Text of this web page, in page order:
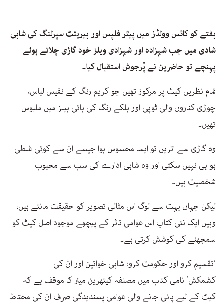
ہفتے کو کاٹس وولڈز میں پیٹر فلپس اور ہیریئٹ سپرلنگ کی شاہی
شادی میں جب شہزادہ اور شہزادی ویلز خود گاڑی چلاتے ہوئے
پہنچے تو حاضرین نے پُرجوش استقبال کیا۔
تمام نظریں کیٹ پر مرکوز تھیں جو کریم رنگ کے نفیس لباس،
چوڑی کناروں والی ٹوپی اور ہلکے رنگ کی ہائی ہیلز میں ملبوس
تھیں۔
وہ گاڑی سے اتریں تو ایسا محسوس ہوا جیسے ان سے کوئی غلطی
ہو ہی نہیں سکتی اور وہ شاہی ادارے کی سب سے محبوب
شخصیت ہیں۔
لیکن جہاں بہت سے لوگ اس مثالی تصویر کو حقیقت مانتے ہیں،
وہیں ایک نئی کتاب اس عوامی تاثر کے پیچھے موجود اصل کیٹ کو
سمجھنے کی کوشش کرتی ہے۔
’تقسیم کرو اور حکومت کرو: شاہی خواتین اور ان کی
کشمکش‘ نامی کتاب میں مصنفہ کیتھرین میئر کا موقف ہے کہ
کیٹ کے لیے پائی جانے والی عوامی پسندیدگی صرف ان کی محتاط